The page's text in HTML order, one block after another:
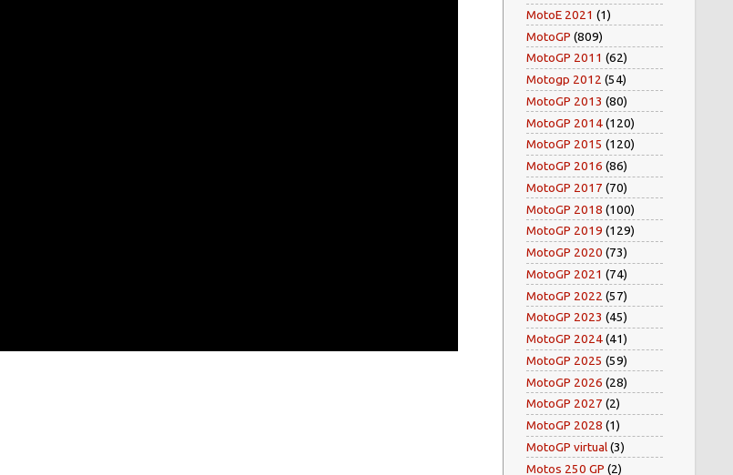
MotoE 2021 (1)
MotoGP (809)
MotoGP 2011 (62)
Motogp 2012 (54)
MotoGP 2013 (80)
MotoGP 2014(120)
MotoGP 2015 (120)
MotoGP 2016 (86)
MotoGP 2017 (70)
MotoGP 2018 (100)
MotoGP 2019 (129)
MotoGP 2020 (73)
MotoGP 2021 (74)
MotoGP 2022 (57)
MotoGP 2023 (45)
MotoGP 2024(41)
MotoGP 2025 (59)
MotoGP 2026 (28)
MotoGP 2027 (2)
MotoGP 2028 (1)
MotoGP virtual(3)
Motos 250 GP (2)